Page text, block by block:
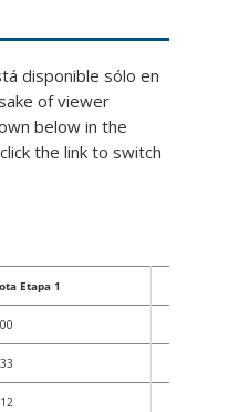
disponible sólo en
of viewer
below in the
the link to switch
Etapa 1